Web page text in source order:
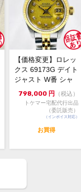
【価格変更】ロレッ
クス 69173G デイト
ジャスト W番 シャ
ンパンゴールド 中...
798,000 円 （税込）
トケマー宅配代行出品
（委託販売）
（インボイス対応）
お買得